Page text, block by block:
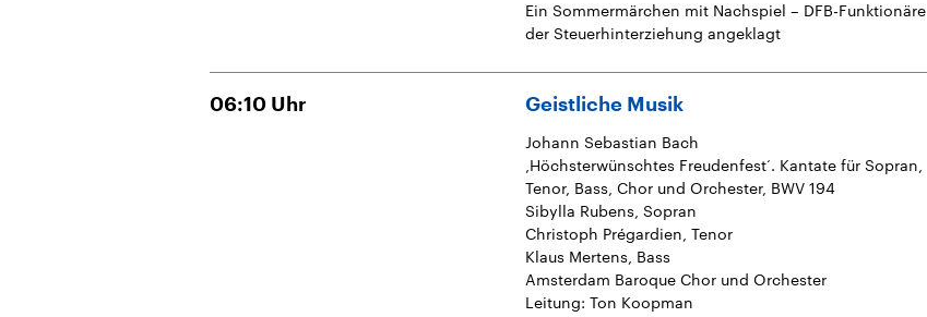
Ein Sommermärchen mit Nachspiel – DFB-Funktionäre
der Steuerhinterziehung angeklagt
06:10 Uhr Geistliche Musik
Johann Sebastian Bach
‚Höchsterwünschtes Freudenfest‘. Kantate für Sopran,
Tenor, Bass, Chor und Orchester, BWV 194
Sibylla Rubens, Sopran
Christoph Prégardien, Tenor
Klaus Mertens, Bass
Amsterdam Baroque Chor und Orchester
Leitung: Ton Koopman